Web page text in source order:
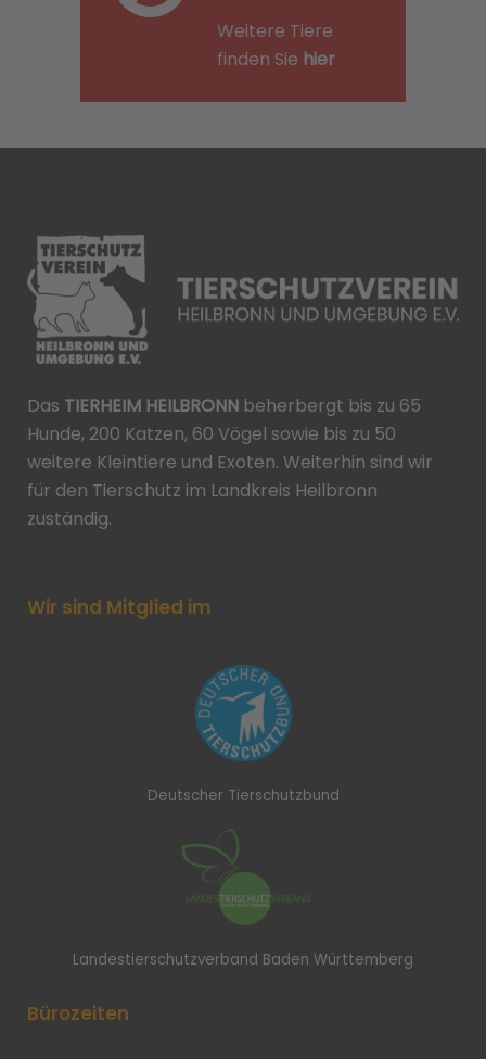
Weitere Tiere
finden Sie hier
Das TIERHEIM HEILBRONN beherbergt bis zu 65
Hunde, 200 Katzen, 60 Vögel sowie bis zu 50
weitere Kleintiere und Exoten. Weiterhin sind wir
für den Tierschutz im Landkreis Heilbronn
zuständig.
Wir sind Mitglied im
Deutscher Tierschutzbund
Landestierschutzverband Baden Württemberg
Bürozeiten